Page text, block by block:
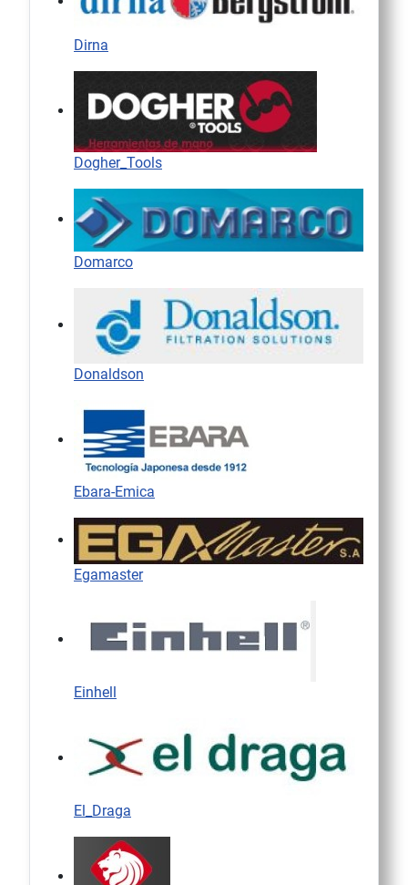
Dirna
Dogher_Tools
Domarco
Donaldson
Ebara-Emica
Egamaster
Einhell
El_Draga